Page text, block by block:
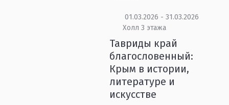
01.03.2026 - 31.03.2026
Холл 3 этажа
Тавриды край
благословенный:
Крым в истории,
литературе и
искусстве